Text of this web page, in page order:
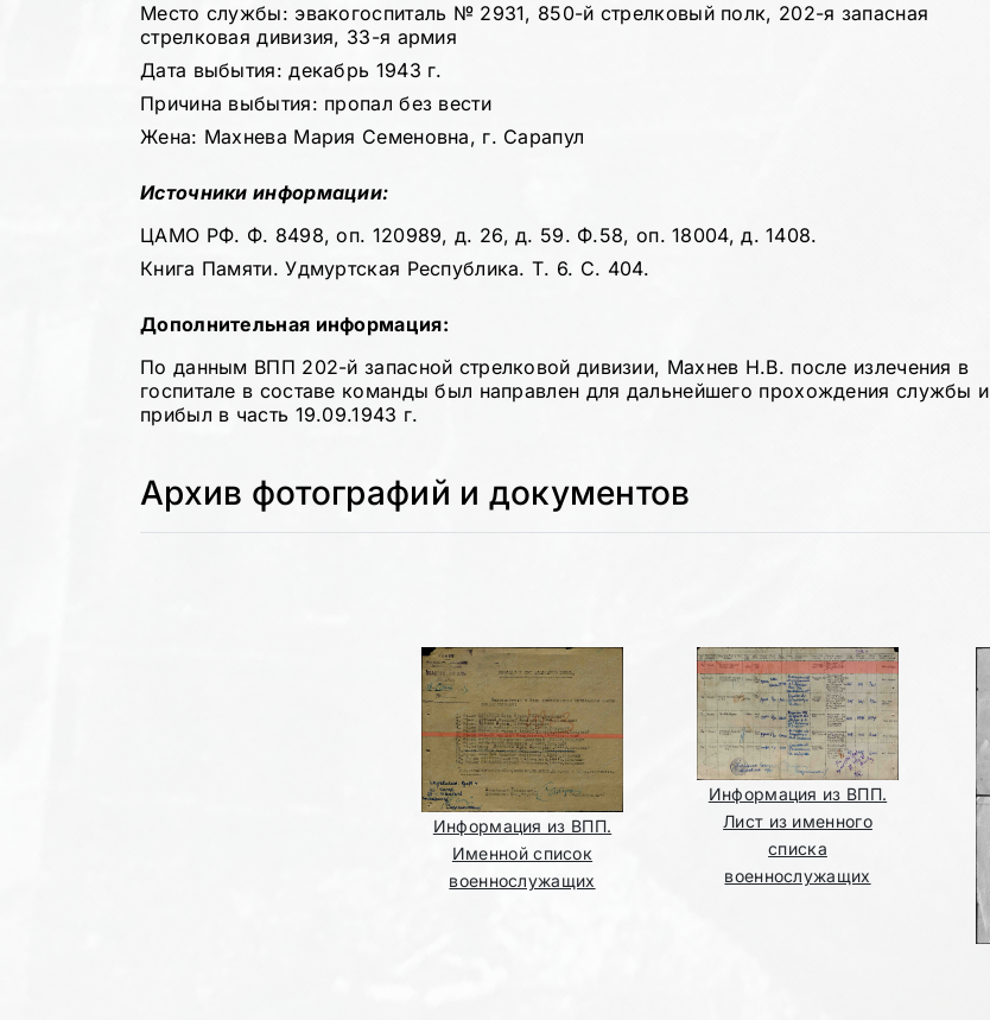
Место службы: эвакогоспиталь № 2931, 850-й стрелковый полк, 202-я запасная
стрелковая дивизия, 33-я армия
Дата выбытия: декабрь 1943 г.
Причина выбытия: пропал без вести
Жена: Махнева Мария Семеновна, г. Сарапул
Источники информации:
ЦАМО РФ. Ф. 8498, оп. 120989, д. 26, д. 59. Ф.58, оп. 18004, д. 1408.
Книга Памяти. Удмуртская Республика. Т. 6. С. 404.
Дополнительная информация:
По данным ВПП 202-й запасной стрелковой дивизии, Махнев Н.В. после излечения в
госпитале в составе команды был направлен для дальнейшего прохождения службы и
прибыл в часть 19.09.1943 г.
Архив фотографий и документов
Информация из ВПП.
Именной список
военнослужащих
Информация из ВПП.
Лист из именного
списка
военнослужащих